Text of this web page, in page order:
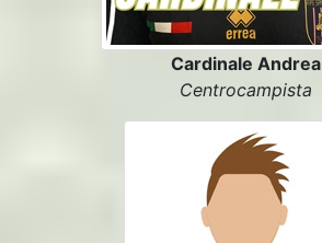
Cardinale Andrea
Centrocampista